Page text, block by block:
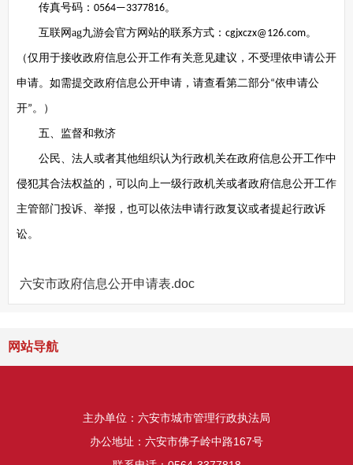
传真号码： 0564—3377816。
互联网ag九游会官方网站的联系方式： cgjxczx@126.com。
（仅用于接收政府信息公开工作有关意见建议，不受理依申请公开
申请。如需提交政府信息公开申请，请查看第二部分“依申请公
开”。）
五、监督和救济
公民、法人或者其他组织认为行政机关在政府信息公开工作中
侵犯其合法权益的，可以向上一级行政机关或者政府信息公开工作
主管部门投诉、举报，也可以依法申请行政复议或者提起行政诉
讼。
六安市政府信息公开申请表.doc
网站导航
主办单位：六安市城市管理行政执法局
办公地址：六安市佛子岭中路167号